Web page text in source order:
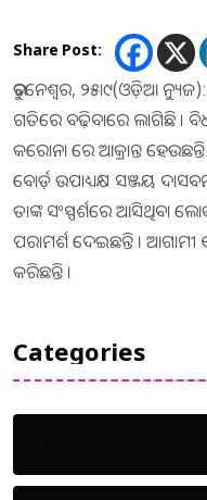
Share Post:
ଭୁବନେଶ୍ୱର, ୨୫ା୯(ଓଡ଼ିଆ ନ୍ୟୁଜ):
ଗତିରେ ବଢ଼ିବାରେ ଲାଗିଛି ।
କରୋନା ରେ ଆକ୍ରାନ୍ତ
ବୋର୍ଡ଼ ଉପାଧ୍ୟକ୍ଷ ସଞ୍ଜୟ
ତାଙ୍କ ସଂସ୍ପର୍ଶରେ ଆସିଥିବା
ପରାମର୍ଶ ଦେଇଛନ୍ତି ।
କରିଛନ୍ତି ।
Categories